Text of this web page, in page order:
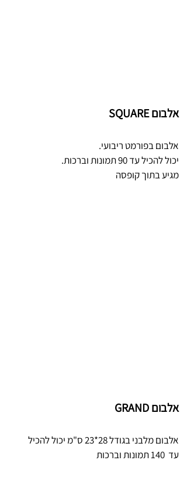
אלבום SQUARE
אלבום בפורמט ריבועי.
יכול להכיל עד 90 תמונות וברכות.
מגיע בתוך קופסה
אלבום GRAND
אלבום מלבני בגודל 28*23 ס"מ יכול להכיל
עד 140 תמונות וברכות